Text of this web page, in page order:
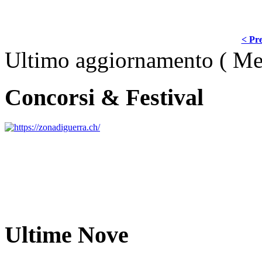
<
Ultimo aggiornamento (
Concorsi & Festival
Ultime Nove